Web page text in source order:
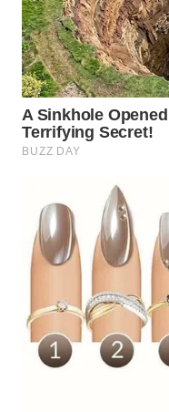
WN
SAMOSIR
WN
PADANG
LAWAS
WN
CIANJUR
WN
KEPULAUAN
SERIBU